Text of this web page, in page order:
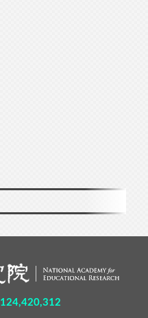
124,420,312